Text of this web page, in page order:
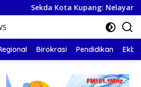
Kota Kupang: Nelayan Harus
Birokrasi Pendidikan Ekbis